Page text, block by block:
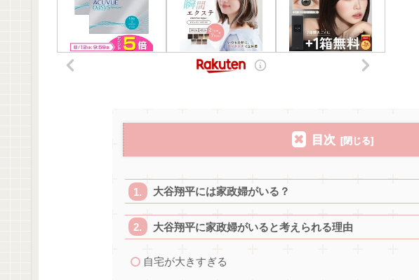
目次
大谷翔平には家政婦がいる？
大谷翔平に家政婦がいると考えられる理由
自宅が大きすぎる